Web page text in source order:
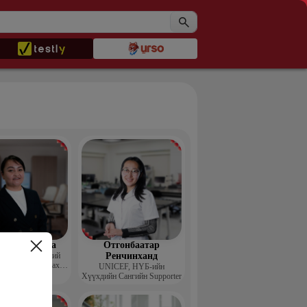
Баясмаа
ийн Хүний
хэлтсийн ахлах
Отгонбаатар
Ренчинханд
UNIСЕF, НҮБ-ийн
Хүүхдийн Сангийн Supporter